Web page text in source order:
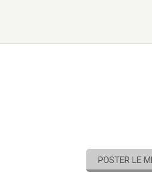
POSTER LE